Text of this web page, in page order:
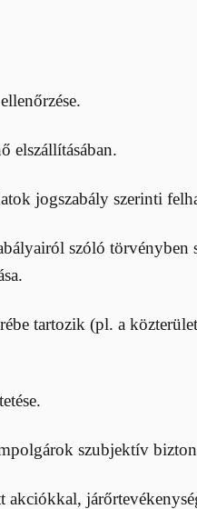
elszállításában.
jogszabály szerinti
szóló törvényben
tartozik (pl. a
szubjektív